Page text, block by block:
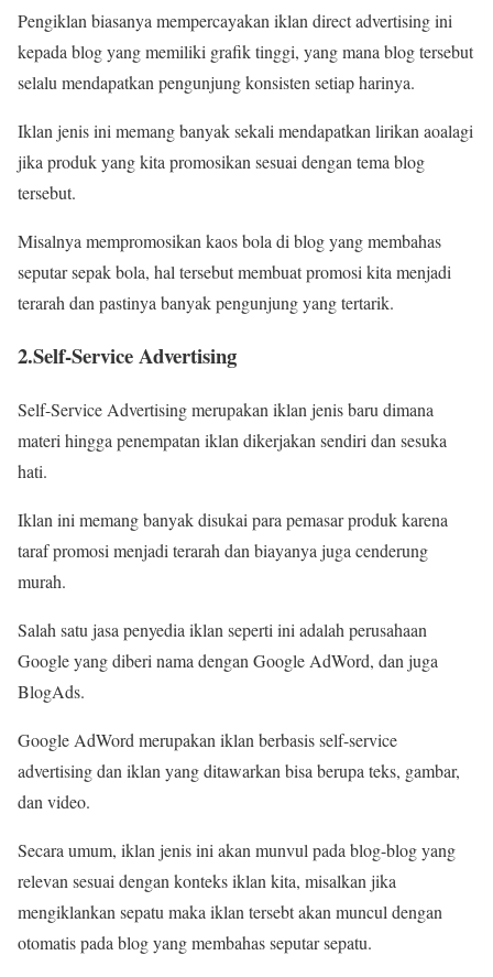
Pengiklan biasanya mempercayakan iklan direct advertising ini
kepada blog yang memiliki grafik tinggi, yang mana blog tersebut
selalu mendapatkan pengunjung konsisten setiap harinya.
Iklan jenis ini memang banyak sekali mendapatkan lirikan aoalagi
jika produk yang kita promosikan sesuai dengan tema blog
tersebut.
Misalnya mempromosikan kaos bola di blog yang membahas
seputar sepak bola, hal tersebut membuat promosi kita menjadi
terarah dan pastinya banyak pengunjung yang tertarik.
2.Self-Service Advertising
Self-Service Advertising merupakan iklan jenis baru dimana
materi hingga penempatan iklan dikerjakan sendiri dan sesuka
hati.
Iklan ini memang banyak disukai para pemasar produk karena
taraf promosi menjadi terarah dan biayanya juga cenderung
murah.
Salah satu jasa penyedia iklan seperti ini adalah perusahaan
Google yang diberi nama dengan Google AdWord, dan juga
BlogAds.
Google AdWord merupakan iklan berbasis self-service
advertising dan iklan yang ditawarkan bisa berupa teks, gambar,
dan video.
Secara umum, iklan jenis ini akan munvul pada blog-blog yang
relevan sesuai dengan konteks iklan kita, misalkan jika
mengiklankan sepatu maka iklan tersebt akan muncul dengan
otomatis pada blog yang membahas seputar sepatu.